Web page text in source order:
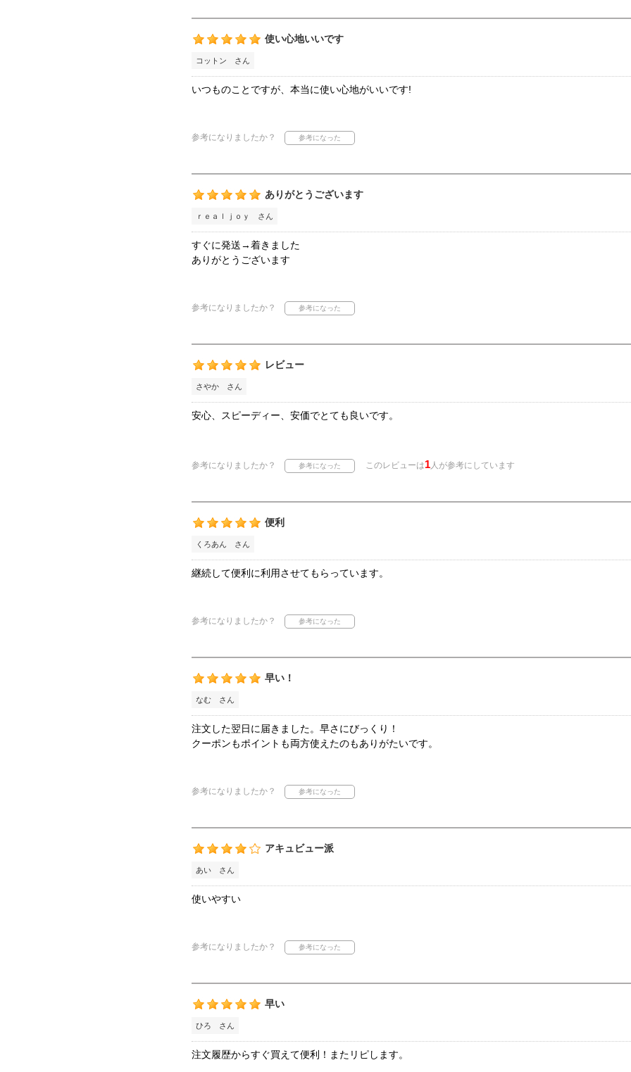
使い心地いいです
コットン さん
いつものことですが、本当に使い心地がいいです!
参考になりましたか？
ありがとうございます
ｒｅａｌｊｏｙ さん
すぐに発送→着きました
ありがとうございます
参考になりましたか？
レビュー
さやか さん
安心、スピーディー、安価でとても良いです。
参考になりましたか？ このレビューは1人が参考にしています
便利
くろあん さん
継続して便利に利用させてもらっています。
参考になりましたか？
早い！
なむ さん
注文した翌日に届きました。早さにびっくり！
クーポンもポイントも両方使えたのもありがたいです。
参考になりましたか？
アキュビュー派
あい さん
使いやすい
参考になりましたか？
早い
ひろ さん
注文履歴からすぐ買えて便利！またリピします。